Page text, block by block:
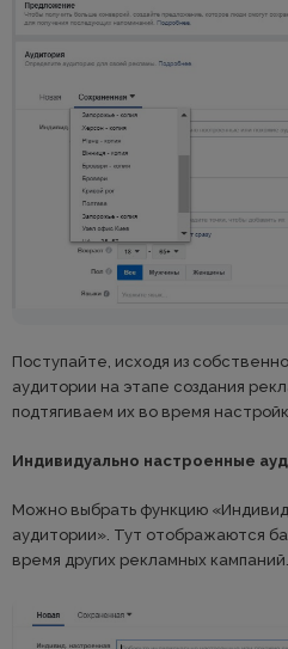
Поступайте, исходя из
аудитории на этапе создания
подтягиваем их во время
Индивидуально настроенные
Можно выбрать функцию
аудитории». Тут отображаются
время других рекламных кампаний.